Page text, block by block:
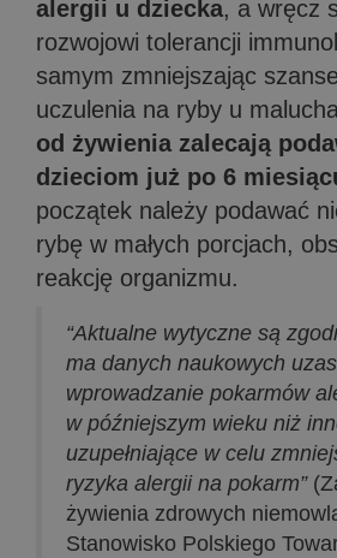
alergii u dziecka, a wręcz
rozwojowi tolerancji
samym zmniejszając
uczulenia na ryby u
od żywienia zalecają
dzieciom już po 6
początek należy podawać
rybę w małych porcjach,
reakcję organizmu.
“Aktualne wytyczne są
ma danych naukowych
wprowadzanie pokarmów
w późniejszym wieku niż
uzupełniające w celu
ryzyka alergii na pokarm”
żywienia zdrowych
Stanowisko Polskiego